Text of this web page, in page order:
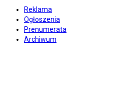
Reklama
Ogłoszenia
Prenumerata
Archiwum